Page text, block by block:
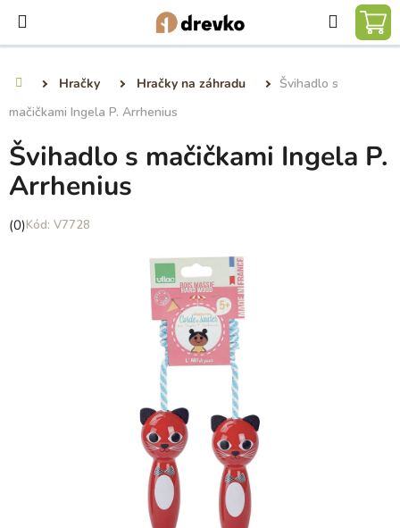
obsah
Hľadať
Hračky Hračky na záhradu
Švihadlo s
mačičkami Ingela P. Arrhenius
Švihadlo s mačičkami Ingela P.
Arrhenius
Priemerné
(0) V7728